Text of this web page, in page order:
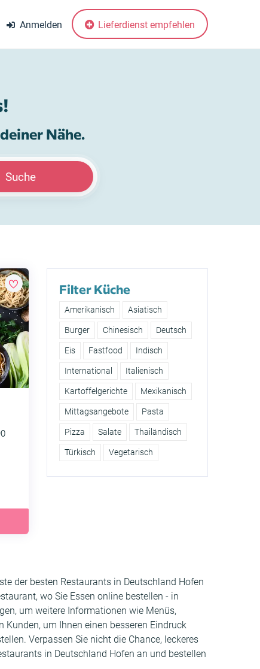
Anmelden Lieferdienst empfehlen
Nähe.
Suche
Filter Küche
Amerikanisch Asiatisch
Burger Chinesisch Deutsch
Eis Fastfood Indisch
International Italienisch
Kartoffelgerichte Mexikanisch
Mittagsangebote Pasta
Pizza Salate Thailändisch
Türkisch Vegetarisch
der besten Restaurants in Deutschland Hofen
wo Sie Essen online bestellen - in
um weitere Informationen wie Menüs,
um Ihnen einen besseren Eindruck
Verpassen Sie nicht die Chance, leckeres
in Deutschland Hofen an und bestellen